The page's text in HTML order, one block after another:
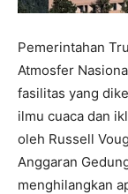
Pemerintahan
Atmosfer
fasilitas yang
ilmu cuaca dan
oleh Russell
Anggaran
menghilangkan